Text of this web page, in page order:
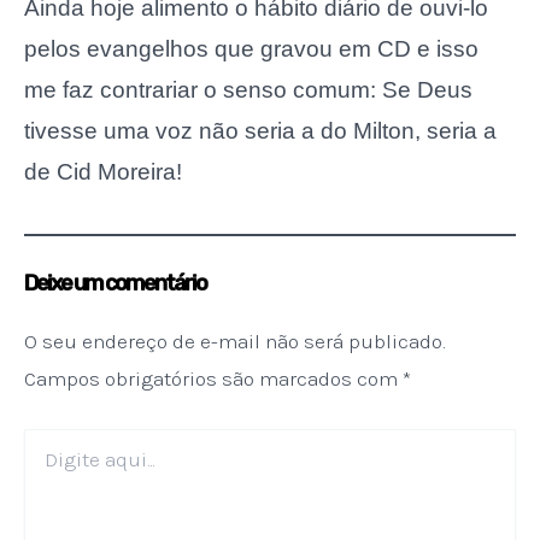
Ainda hoje alimento o hábito diário de ouvi-lo
pelos evangelhos que gravou em CD e isso
me faz contrariar o senso comum: Se Deus
tivesse uma voz não seria a do Milton, seria a
de Cid Moreira!
Deixe um comentário
O seu endereço de e-mail não será publicado.
Campos obrigatórios são marcados com *
aqui...